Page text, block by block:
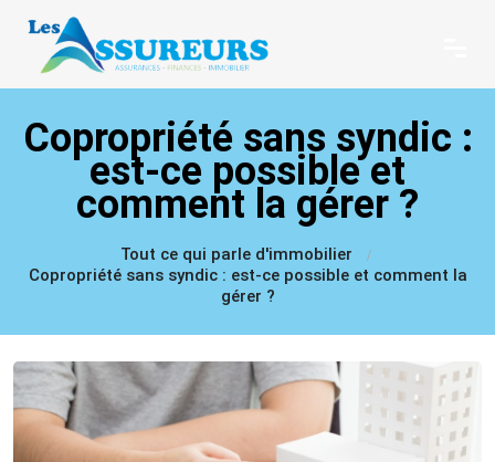
Copropriété sans syndic :
est-ce possible et
comment la gérer ?
Tout ce qui parle d'immobilier
Copropriété sans syndic : est-ce possible et comment la
gérer ?